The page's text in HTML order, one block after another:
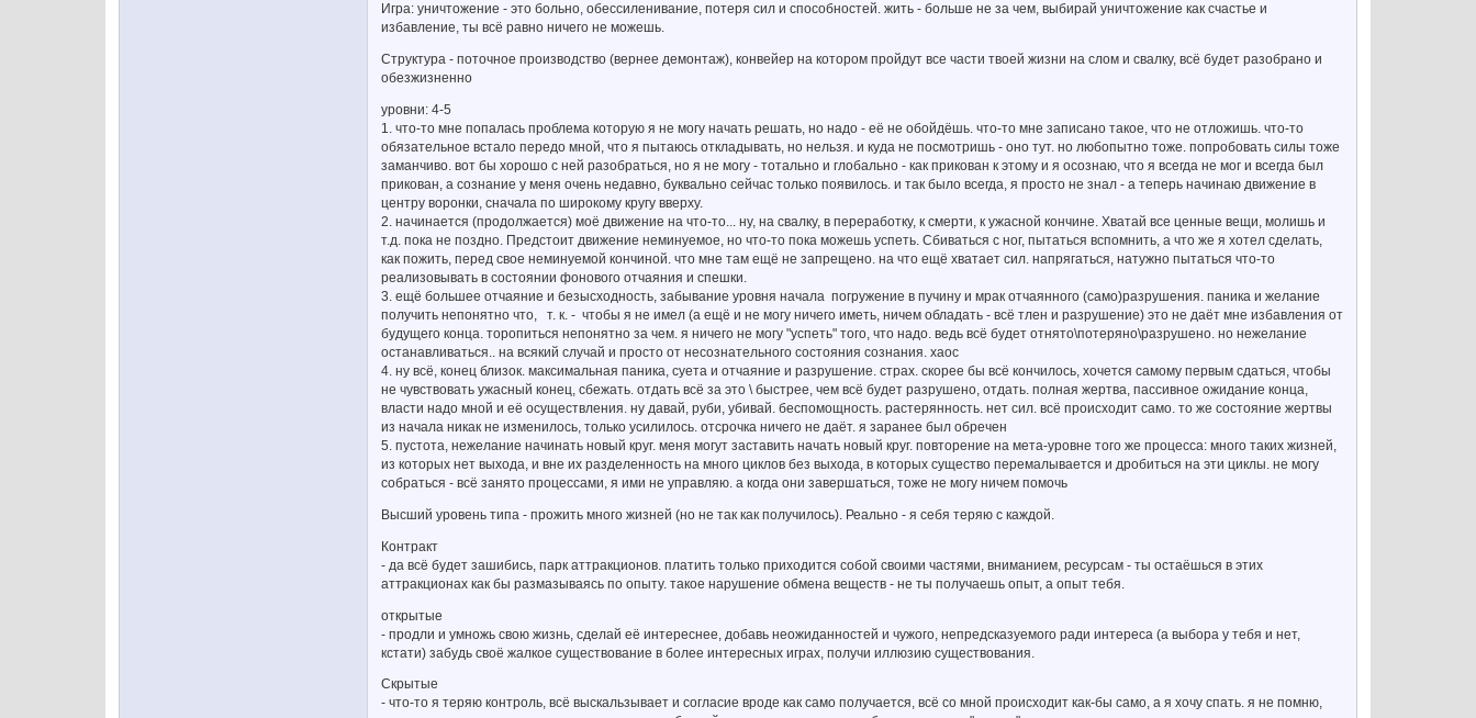
Игра: уничтожение - это больно, обессиленивание, потеря сил и способностей. жить - больше не за чем, выбирай уничтожение как счастье и
избавление, ты всё равно ничего не можешь.
Структура - поточное производство (вернее демонтаж), конвейер на котором пройдут все части твоей жизни на слом и свалку, всё будет разобрано и
обезжизненно
уровни: 4-5
1. что-то мне попалась проблема которую я не могу начать решать, но надо - её не обойдёшь. что-то мне записано такое, что не отложишь. что-то
обязательное встало передо мной, что я пытаюсь откладывать, но нельзя. и куда не посмотришь - оно тут. но любопытно тоже. попробовать силы тоже
заманчиво. вот бы хорошо с ней разобраться, но я не могу - тотально и глобально - как прикован к этому и я осознаю, что я всегда не мог и всегда был
прикован, а сознание у меня очень недавно, буквально сейчас только появилось. и так было всегда, я просто не знал - а теперь начинаю движение в
центру воронки, сначала по широкому кругу вверху.
2. начинается (продолжается) моё движение на что-то... ну, на свалку, в переработку, к смерти, к ужасной кончине. Хватай все ценные вещи, молишь и
т.д. пока не поздно. Предстоит движение неминуемое, но что-то пока можешь успеть. Сбиваться с ног, пытаться вспомнить, а что же я хотел сделать,
как пожить, перед свое неминуемой кончиной. что мне там ещё не запрещено. на что ещё хватает сил. напрягаться, натужно пытаться что-то
реализовывать в состоянии фонового отчаяния и спешки.
3. ещё большее отчаяние и безысходность, забывание уровня начала погружение в пучину и мрак отчаянного (само)разрушения. паника и желание
получить непонятно что, т. к. - чтобы я не имел (а ещё и не могу ничего иметь, ничем обладать - всё тлен и разрушение) это не даёт мне избавления от
будущего конца. торопиться непонятно за чем. я ничего не могу "успеть" того, что надо. ведь всё будет отнято\потеряно\разрушено. но нежелание
останавливаться.. на всякий случай и просто от несознательного состояния сознания. хаос
4. ну всё, конец близок. максимальная паника, суета и отчаяние и разрушение. страх. скорее бы всё кончилось, хочется самому первым сдаться, чтобы
не чувствовать ужасный конец, сбежать. отдать всё за это \ быстрее, чем всё будет разрушено, отдать. полная жертва, пассивное ожидание конца,
власти надо мной и её осуществления. ну давай, руби, убивай. беспомощность. растерянность. нет сил. всё происходит само. то же состояние жертвы
из начала никак не изменилось, только усилилось. отсрочка ничего не даёт. я заранее был обречен
5. пустота, нежелание начинать новый круг. меня могут заставить начать новый круг. повторение на мета-уровне того же процесса: много таких жизней,
из которых нет выхода, и вне их разделенность на много циклов без выхода, в которых существо перемалывается и дробиться на эти циклы. не могу
собраться - всё занято процессами, я ими не управляю. а когда они завершаться, тоже не могу ничем помочь
Высший уровень типа - прожить много жизней (но не так как получилось). Реально - я себя теряю с каждой.
Контракт
- да всё будет зашибись, парк аттракционов. платить только приходится собой своими частями, вниманием, ресурсам - ты остаёшься в этих
аттракционах как бы размазываясь по опыту. такое нарушение обмена веществ - не ты получаешь опыт, а опыт тебя.
открытые
- продли и умножь свою жизнь, сделай её интереснее, добавь неожиданностей и чужого, непредсказуемого ради интереса (а выбора у тебя и нет,
кстати) забудь своё жалкое существование в более интересных играх, получи иллюзию существования.
Скрытые
- что-то я теряю контроль, всё выскальзывает и согласие вроде как само получается, всё со мной происходит как-бы само, а я хочу спать. я не помню,